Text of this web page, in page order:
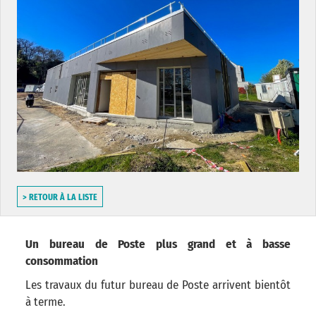
> RETOUR À LA LISTE
Un bureau de Poste plus grand et à basse
consommation
Les travaux du futur bureau de Poste arrivent bientôt
à terme.